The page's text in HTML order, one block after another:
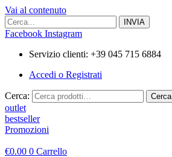
Vai al contenuto
Facebook Instagram
Servizio clienti: +39 045 715 6884
Accedi o Registrati
Cerca: Cerca
outlet
bestseller
Promozioni
€0.00 0 Carrello